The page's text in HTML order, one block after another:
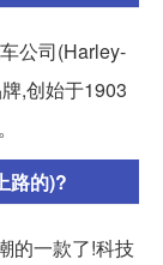
公司(Harley-
,创始于1903
路的)?
的一款了!科技